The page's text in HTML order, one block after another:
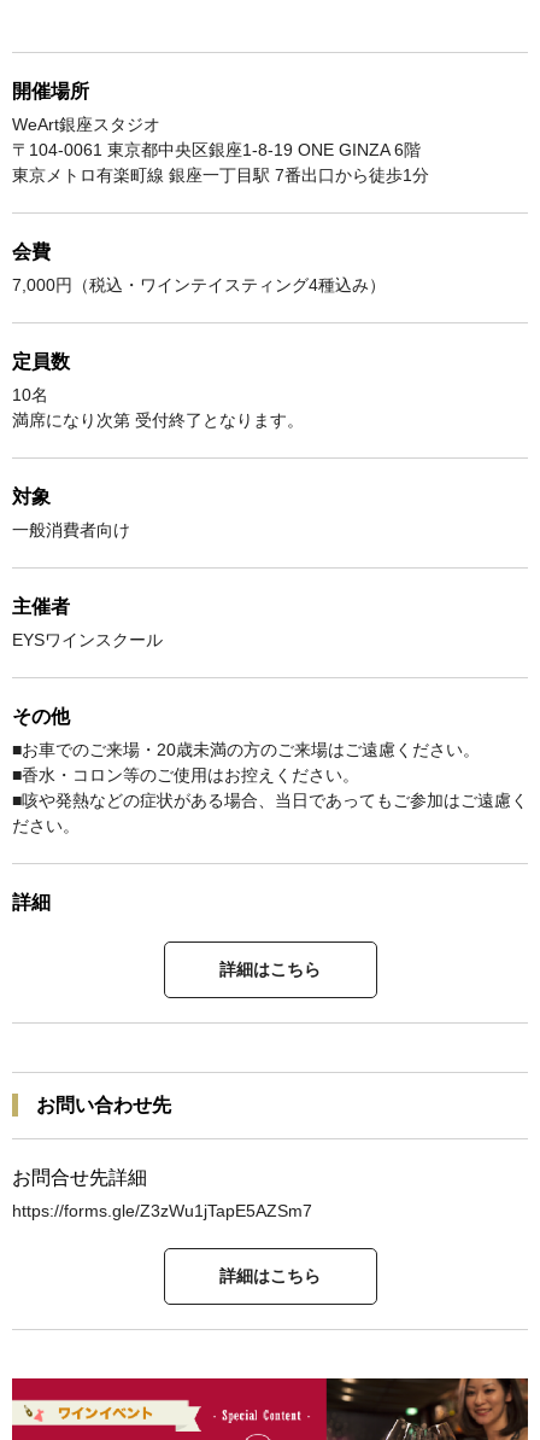
開催場所
WeArt銀座スタジオ
〒104-0061 東京都中央区銀座1-8-19 ONE GINZA 6階
東京メトロ有楽町線 銀座一丁目駅 7番出口から徒歩1分
会費
7,000円（税込・ワインテイスティング4種込み）
定員数
10名
満席になり次第 受付終了となります。
対象
一般消費者向け
主催者
EYSワインスクール
その他
■お車でのご来場・20歳未満の方のご来場はご遠慮ください。
■香水・コロン等のご使用はお控えください。
■咳や発熱などの症状がある場合、当日であってもご参加はご遠慮く
ださい。
詳細
詳細はこちら
お問い合わせ先
お問合せ先詳細
https://forms.gle/Z3zWu1jTapE5AZSm7
詳細はこちら